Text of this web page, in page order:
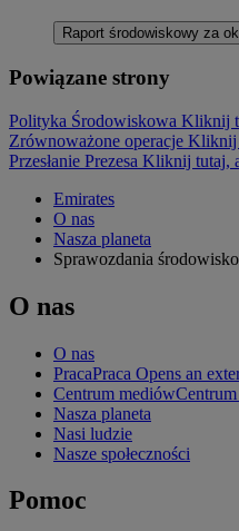
Raport środowiskowy za
Powiązane strony
Polityka Środowiskowa Kliknij
Zrównoważone operacje
Przesłanie Prezesa Kliknij
Emirates
O nas
Nasza planeta
Sprawozdania
O nas
O nas
PracaPraca Opens an
Centrum mediów
Nasza planeta
Nasi ludzie
Nasze społeczności
Pomoc